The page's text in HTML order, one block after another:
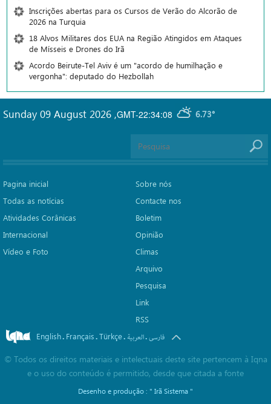
Inscrições abertas para os Cursos de Verão do Alcorão de
2026 na Turquia
18 Alvos Militares dos EUA na Região Atingidos em Ataques
de Mísseis e Drones do Irã
Acordo Beirute-Tel Aviv é um "acordo de humilhação e
vergonha": deputado do Hezbollah
GMT-22:34:08 6.73°
Sunday 09 August 2026 ,
Pagina inicial
Todas as notícias
Atividades Corânicas
Internacional
Vídeo e Foto
Sobre nós
Contacte nos
Boletim
Opinião
Climas
Arquivo
Pesquisa
Link
RSS
English. Français.Türkçe. العربیة.فارسی
© Todos os direitos materiais e intelectuais deste site pertencem à Iqna
e o uso do conteúdo é permitido, desde que citada a fonte
Desenho e produção : " Irã Sistema "